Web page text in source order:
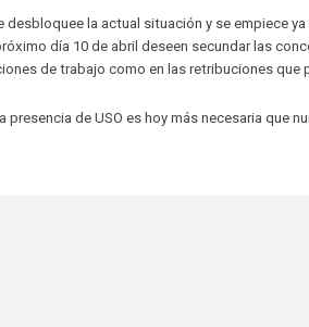
la actual situación y se empiece ya
día 10 de abril deseen secundar las
de trabajo como en las retribuciones que
de USO es hoy más necesaria que